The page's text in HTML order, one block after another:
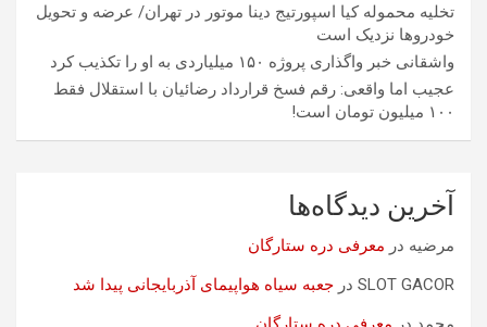
تخلیه محموله کیا اسپورتیج دینا موتور در تهران/ عرضه و تحویل
خودروها نزدیک است
واشقانی خبر واگذاری پروژه ۱۵۰ میلیاردی به او را تکذیب کرد
عجیب اما واقعی: رقم فسخ قرارداد رضائیان با استقلال فقط
۱۰۰ میلیون تومان است!
آخرین دیدگاه‌ها
مرضیه در معرفی دره ستارگان
SLOT GACOR در جعبه سیاه هواپیمای آذربایجانی پیدا شد